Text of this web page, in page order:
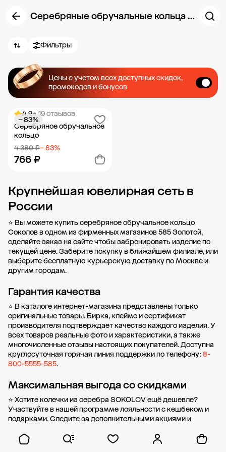
Серебряные обручальные кольца SOKOLOV
Фильтры
Цены с учетом всех доступных скидок,
промокодов и бонусов
4.9• 19 отзывов
Серебряное обручальное
кольцо
4 380 ₽− 83%
766 ₽
− 83%
Добавить в корзину
Крупнейшая ювелирная сеть в
России
⭐ Вы можете купить серебряное обручальное кольцо
Соколов в одном из фирменных магазинов 585 Золотой,
сделайте заказ на сайте чтобы забронировать изделие по
текущей цене. Заберите покупку вближайшем филиале, или
выберите бесплатную курьерскую доставку по Москве и
другим городам.
Гарантия качества
⭐ В каталоге интернет-магазина представлены только
оригинальные товары. Бирка, клеймо и сертификат
производителя подтверждает качество каждого изделия. У
всех товаров реальные фото и характеристики, а также
многочисленные отзывы настоящих покупателей. Доступна
круглосуточная горячая линия поддержки по телефону: 8-
800-5555-585.
Максимальная выгода со скидками
⭐ Хотите колечки из серебра SOKOLOV ещё дешевле?
Участвуйте в нашейпрограмме лояльностис кешбеком и
подарками. Следите за дополнительнымиакциями и
первоначального взноса от стоимости.